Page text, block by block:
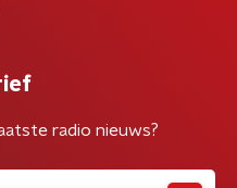
radio nieuws?